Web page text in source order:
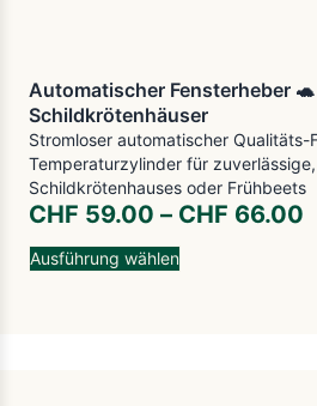
Automatischer Fensterheber
Schildkrötenhäuser
Stromloser automatischer Qualitäts-
Temperaturzylinder für
Schildkrötenhauses oder Frühbeets
CHF 59.00 – CHF 66.00
Ausführung wählen